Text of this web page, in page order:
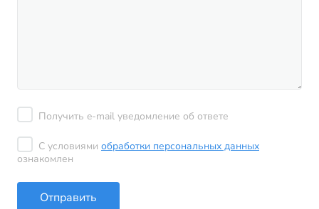
Получить e-mail уведомление об ответе
С условиями обработки персональных данных
ознакомлен
Отправить